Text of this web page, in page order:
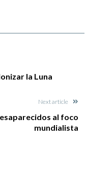
la Luna
Next article
al foco
mundialista